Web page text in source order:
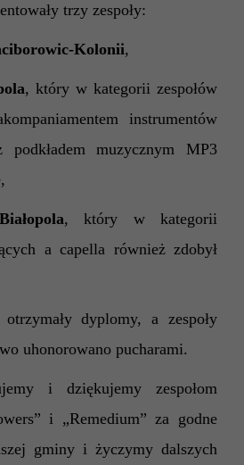
trzy zespoły:
Kolonii,
, który w kategorii zespołów
instrumentów
podkładem muzycznym MP3
,
łopola, który w kategorii
a capella również zdobył
otrzymały dyplomy, a zespoły
uhonorowano pucharami.
i dziękujemy zespołom
ers” i „Remedium” za godne
gminy i życzymy dalszych